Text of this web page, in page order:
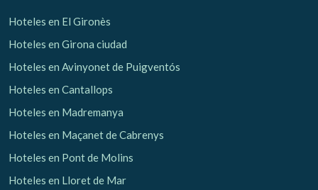
Hoteles en El Gironès
Hoteles en Girona ciudad
Hoteles en Avinyonet de Puigventós
Hoteles en Cantallops
Hoteles en Madremanya
Hoteles en Maçanet de Cabrenys
Hoteles en Pont de Molins
Hoteles en Lloret de Mar